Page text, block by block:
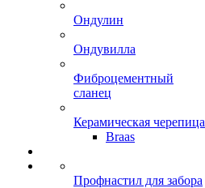
Ондулин
Ондувилла
Фиброцементный
сланец
Керамическая черепица
Braas
Профнастил для забора